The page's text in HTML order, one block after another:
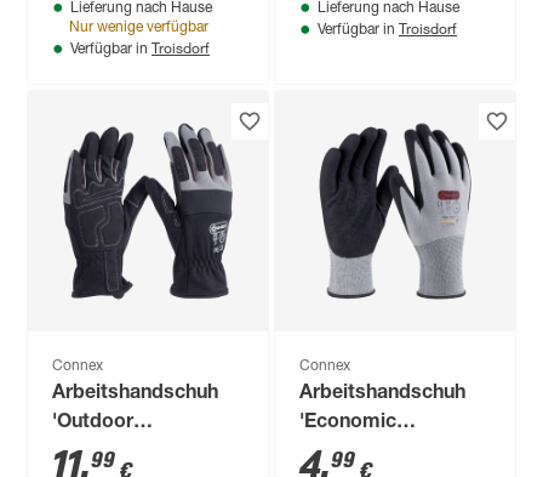
Lieferung nach Hause
Nur wenige verfügbar
Verfügbar in Troisdorf
Lieferung nach Hause
Verfügbar in Troisdorf
Connex
Arbeitshandschuh
'Outdoor
Construction Pro'
11,99 €
Connex
Arbeitshandschuh
'Economic
Universal'
4,99 €